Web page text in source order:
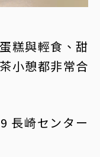
糕與輕食、甜
小憩都非常合
長崎センター